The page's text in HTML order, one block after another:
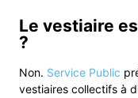
Le vestiaire
?
Non. Service Public
vestiaires collectifs à